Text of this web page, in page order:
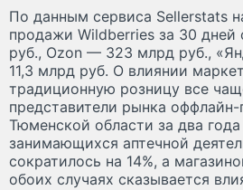
По данным сервиса Sellerstats
продажи Wildberries за 30
руб., Ozon — 323 млрд руб.,
11,3 млрд руб. О влиянии
традиционную розницу все
представители рынка
Тюменской области за два
занимающихся аптечной
сократилось на 14%, а
обоих случаях сказывается